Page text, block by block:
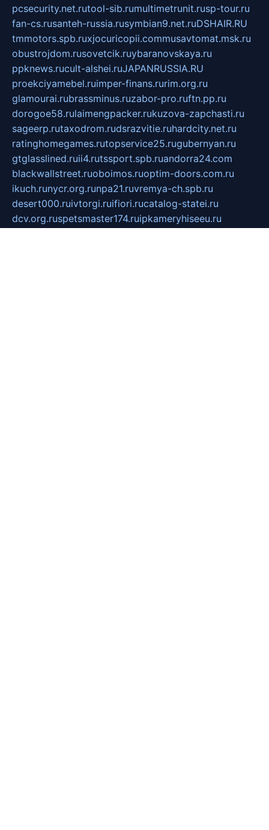
pcsecurity.net.rutool-sib.rumultimetrunit.rusp-tour.ru
fan-cs.rusanteh-russia.rusymbian9.net.ruDSHAIR.RU
tmmotors.spb.ruxjocuricopii.commusavtomat.msk.ru
obustrojdom.rusovetcik.ruybaranovskaya.ru
ppknews.rucult-alshei.ruJAPANRUSSIA.RU
proekciyamebel.ruimper-finans.rurim.org.ru
glamourai.rubrassminus.ruzabor-pro.ruftn.pp.ru
dorogoe58.rulaimengpacker.rukuzova-zapchasti.ru
sageerp.rutaxodrom.rudsrazvitie.ruhardcity.net.ru
ratinghomegames.rutopservice25.rugubernyan.ru
gtglasslined.ruii4.rutssport.spb.ruandorra24.com
blackwallstreet.ruoboimos.ruoptim-doors.com.ru
ikuch.runycr.org.runpa21.ruvremya-ch.spb.ru
desert000.ruivtorgi.ruifiori.rucatalog-statei.ru
dcv.org.ruspetsmaster174.ruipkameryhiseeu.ru